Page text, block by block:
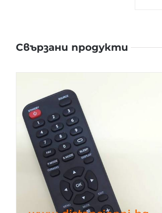
Свързани продукти